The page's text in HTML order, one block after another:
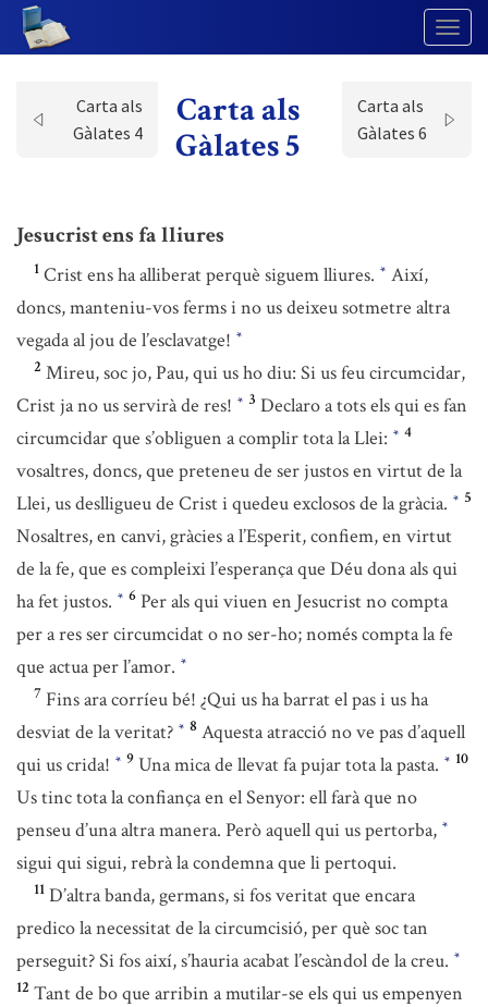
Carta als
Gàlates 4
Carta als
Gàlates 5
Carta als
Gàlates 6
Jesucrist ens fa lliures
1 Crist ens ha alliberat perquè siguem lliures. * Així,
doncs, manteniu-vos ferms i no us deixeu sotmetre altra
vegada al jou de l’esclavatge! *
2 Mireu, soc jo, Pau, qui us ho diu: Si us feu circumcidar,
Crist ja no us servirà de res! * 3 Declaro a tots els qui es fan
circumcidar que s’obliguen a complir tota la Llei: * 4
vosaltres, doncs, que preteneu de ser justos en virtut de la
Llei, us deslligueu de Crist i quedeu exclosos de la gràcia. * 5
Nosaltres, en canvi, gràcies a l’Esperit, confiem, en virtut
de la fe, que es compleixi l’esperança que Déu dona als qui
ha fet justos. * 6 Per als qui viuen en Jesucrist no compta
per a res ser circumcidat o no ser-ho; només compta la fe
que actua per l’amor. *
7 Fins ara corríeu bé! ¿Qui us ha barrat el pas i us ha
desviat de la veritat? * 8 Aquesta atracció no ve pas d’aquell
qui us crida! * 9 Una mica de llevat fa pujar tota la pasta. * 10
Us tinc tota la confiança en el Senyor: ell farà que no
penseu d’una altra manera. Però aquell qui us pertorba, *
sigui qui sigui, rebrà la condemna que li pertoqui.
11 D’altra banda, germans, si fos veritat que encara
predico la necessitat de la circumcisió, per què soc tan
perseguit? Si fos així, s’hauria acabat l’escàndol de la creu. *
12 Tant de bo que arribin a mutilar-se els qui us empenyen